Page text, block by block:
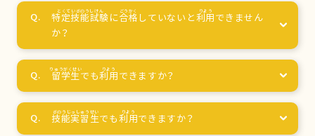
特定技能試験に合格 していないと利用 できません
か？
留学生でも利用 できますか？
技能実習生でも利用できますか？